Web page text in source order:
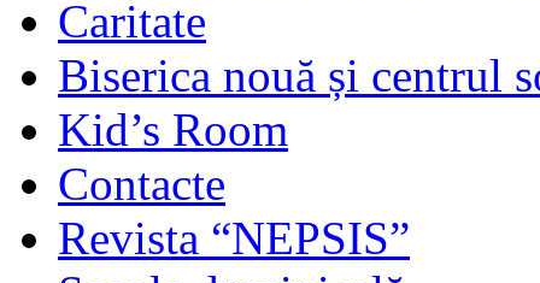
Caritate
Biserica nouă și centrul
Kid’s Room
Contacte
Revista “NEPSIS”